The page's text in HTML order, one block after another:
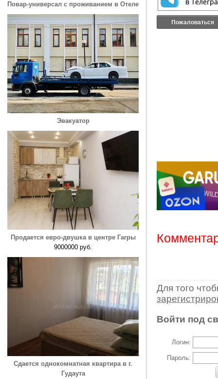
Повар-универсал с проживанием в Отеле
Эвакуатор
Продается евро-двушка в центре Гагры
9000000 руб.
Сдается однокомнатная квартира в г.
Гудаута
Пожаловаться
Для того
Войти под
Логин:
Пароль: